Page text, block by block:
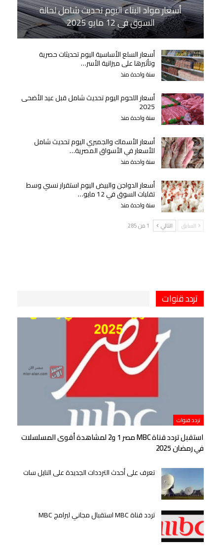
أسعار مواد البناء اليوم تحديث شامل لحالة
السوق في 12 مايو 2025
أسعار السلع الأساسية اليوم تحديثات حصرية
وتأثيرها على ميزانية الأسر…
سنة واحدة منذ
أسعار اللحوم اليوم تحديث شامل قبل عيد الأضحى
2025
سنة واحدة منذ
أسعار الأسماك والجمبري اليوم تحديث شامل
للأسعار في الأسواق المصرية…
سنة واحدة منذ
أسعار الدواجن والبيض اليوم استقرار نسبي وسط
تقلبات السوق في 12 مايو…
سنة واحدة منذ
السابق التالي 1 من 285
تردد قنوات
تردد قنوات
استقبل تردد قناة MBC مصر 1 و2 لمشاهدة أقوى المسلسلات
في رمضان 2025
تعرف على أحدث الترددات الجديدة على النايل سات
تردد قناة MBC استقبال مجاني لبرامج MBC